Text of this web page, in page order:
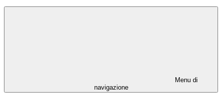
Menu di
navigazione